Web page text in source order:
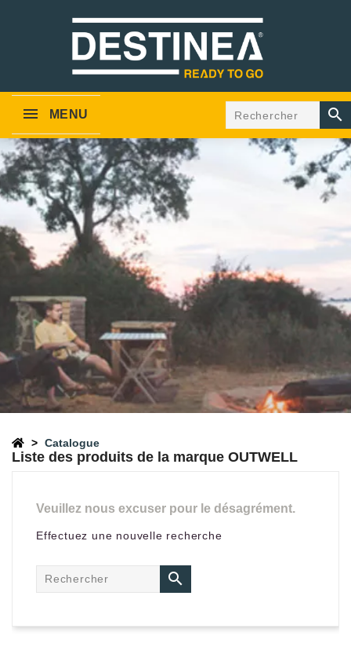
MENU 
Catalogue
Liste des produits de la marque OUTWELL
Veuillez nous excuser pour le désagrément.
Effectuez une nouvelle recherche
